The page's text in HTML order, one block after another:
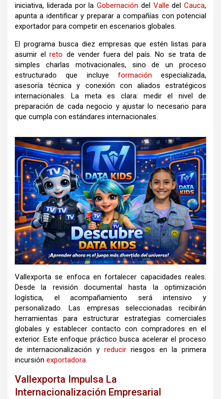
iniciativa, liderada por la Gobernación del Valle del Cauca,
apunta a identificar y preparar a compañías con potencial
exportador para competir en escenarios globales.
El programa busca diez empresas que estén listas para
asumir elreto de vender fuera del país. No se trata de
simples charlas motivacionales, sino de un proceso
estructurado que incluye formación especializada,
asesoría técnica y conexión con aliados estratégicos
internacionales. La meta es clara: medir el nivel de
preparación de cada negocio y ajustar lo necesario para
que cumpla con estándares internacionales.
Vallexporta se enfoca en fortalecer capacidades reales.
Desde la revisión documental hasta la optimización
logística, el acompañamiento será intensivo y
personalizado. Las empresas seleccionadas recibirán
herramientas para estructurar estrategias comerciales
globales y establecer contacto con compradores en el
exterior. Este enfoque práctico busca acelerar el proceso
de internacionalización y reducir riesgos en la primera
incursión exportadora.
Vallexporta Impulsa La
Internacionalización Empresarial